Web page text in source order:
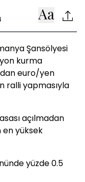
Şansölyesi
kurma
euro/yen
ralli yapmasıyla
açılmadan
en yüksek
yüzde 0.5